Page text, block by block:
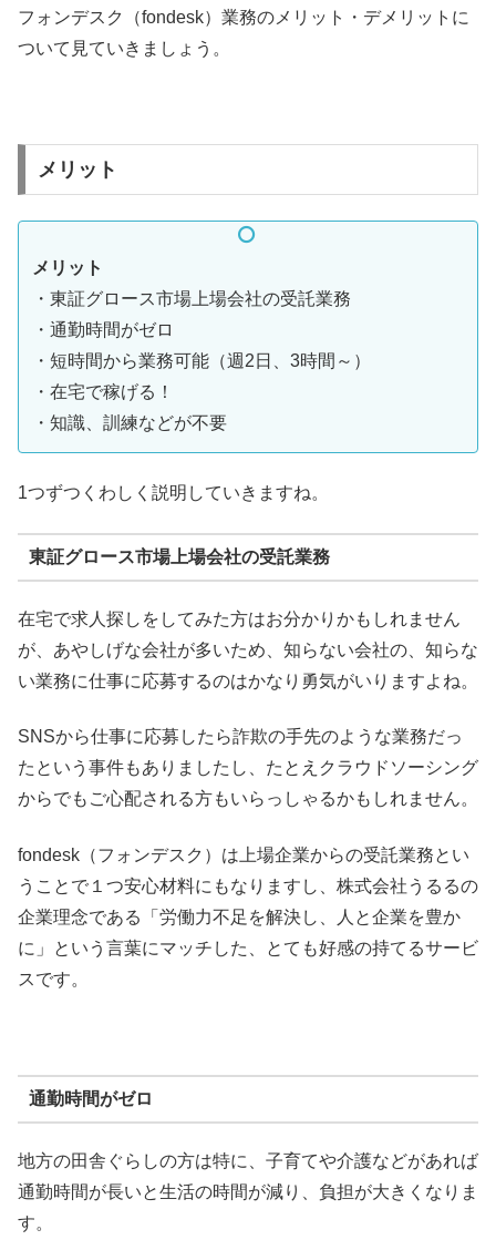
フォンデスク（fondesk）業務のメリット・デメリットに
ついて見ていきましょう。
メリット
メリット
・東証グロース市場上場会社の受託業務
・通勤時間がゼロ
・短時間から業務可能（週2日、3時間～）
・在宅で稼げる！
・知識、訓練などが不要
1つずつくわしく説明していきますね。
東証グロース市場上場会社の受託業務
在宅で求人探しをしてみた方はお分かりかもしれません
が、あやしげな会社が多いため、知らない会社の、知らな
い業務に仕事に応募するのはかなり勇気がいりますよね。
SNSから仕事に応募したら詐欺の手先のような業務だっ
たという事件もありましたし、たとえクラウドソーシング
からでもご心配される方もいらっしゃるかもしれません。
fondesk（フォンデスク）は上場企業からの受託業務とい
うことで１つ安心材料にもなりますし、株式会社うるるの
企業理念である「労働力不足を解決し、人と企業を豊か
に」という言葉にマッチした、とても好感の持てるサービ
スです。
通勤時間がゼロ
地方の田舎ぐらしの方は特に、子育てや介護などがあれば
通勤時間が長いと生活の時間が減り、負担が大きくなりま
す。